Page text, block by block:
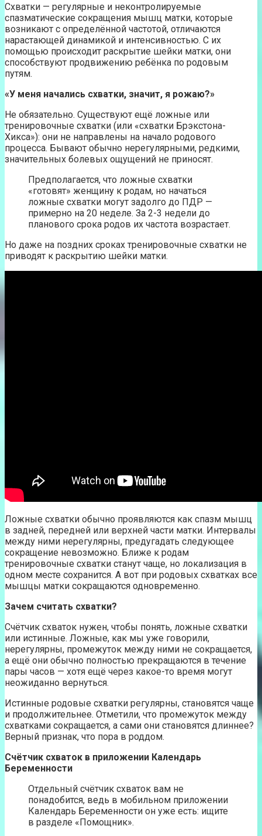
Схватки — регулярные и неконтролируемые
спазматические сокращения мышц матки, которые
возникают с определённой частотой, отличаются
нарастающей динамикой и интенсивностью. С их
помощью происходит раскрытие шейки матки, они
способствуют продвижению ребёнка по родовым
путям.
«У меня начались схватки, значит, я рожаю?»
Не обязательно. Существуют ещё ложные или
тренировочные схватки (или «схватки Брэкстона-
Хикса»): они не направлены на начало родового
процесса. Бывают обычно нерегулярными, редкими,
значительных болевых ощущений не приносят.
Предполагается, что ложные схватки
«готовят» женщину к родам, но начаться
ложные схватки могут задолго до ПДР —
примерно на 20 неделе. За 2-3 недели до
планового срока родов их частота возрастает.
Но даже на поздних сроках тренировочные схватки не
приводят к раскрытию шейки матки.
Ложные схватки обычно проявляются как спазм мышц
в задней, передней или верхней части матки. Интервалы
между ними нерегулярны, предугадать следующее
сокращение невозможно. Ближе к родам
тренировочные схватки станут чаще, но локализация в
одном месте сохранится. А вот при родовых схватках все
мышцы матки сокращаются одновременно.
Зачем считать схватки?
Счётчик схваток нужен, чтобы понять, ложные схватки
или истинные. Ложные, как мы уже говорили,
нерегулярны, промежуток между ними не сокращается,
а ещё они обычно полностью прекращаются в течение
пары часов — хотя ещё через какое-то время могут
неожиданно вернуться.
Истинные родовые схватки регулярны, становятся чаще
и продолжительнее. Отметили, что промежуток между
схватками сокращается, а сами они становятся длиннее?
Верный признак, что пора в роддом.
Счётчик схваток в приложении Календарь
Беременности
Отдельный счётчик схваток вам не
понадобится, ведь в мобильном приложении
Календарь Беременности он уже есть: ищите
в разделе «Помощник».